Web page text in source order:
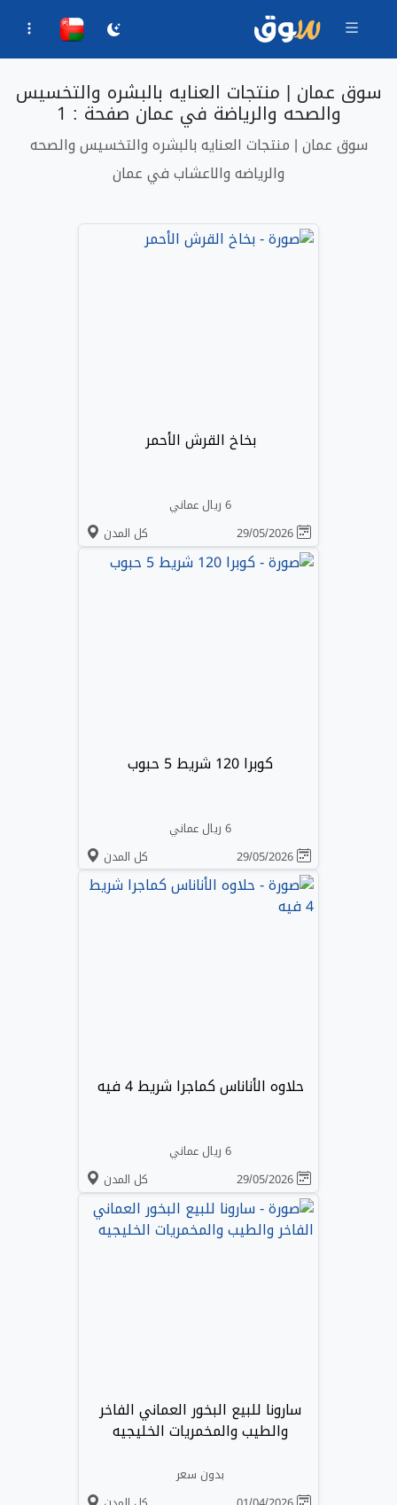
سوق عمان | منتجات العنايه بالبشره والتخسيس
والصحه والرياضة في عمان صفحة : 1
سوق عمان | منتجات العنايه بالبشره والتخسيس والصحه
والرياضه والاعشاب في عمان
بخاخ القرش الأحمر
6 ريال عماني
كل المدن
كوبرا 120 شريط 5 حبوب
6 ريال عماني
كل المدن
حلاوه الأناناس كماجرا شريط 4 فيه
6 ريال عماني
كل المدن
سارونا للبيع البخور العماني الفاخر
والطيب والمخمريات الخليجيه
بدون سعر